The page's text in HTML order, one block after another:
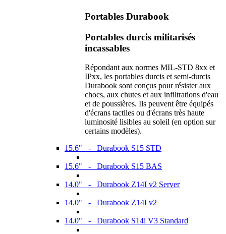
Portables Durabook
Portables durcis militarisés
incassables
Répondant aux normes MIL-STD 8xx et
IPxx, les portables durcis et semi-durcis
Durabook sont conçus pour résister aux
chocs, aux chutes et aux infiltrations d'eau
et de poussières. Ils peuvent être équipés
d'écrans tactiles ou d'écrans très haute
luminosité lisibles au soleil (en option sur
certains modèles).
15.6" - Durabook S15 STD
15.6" - Durabook S15 BAS
14.0" - Durabook Z14I v2 Server
14.0" - Durabook Z14I v2
14.0" - Durabook S14i V3 Standard